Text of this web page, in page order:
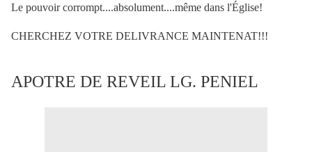
Le pouvoir corrompt....absolument....même dans l'Église!
CHERCHEZ VOTRE DELIVRANCE MAINTENAT!!!
APOTRE DE REVEIL LG. PENIEL